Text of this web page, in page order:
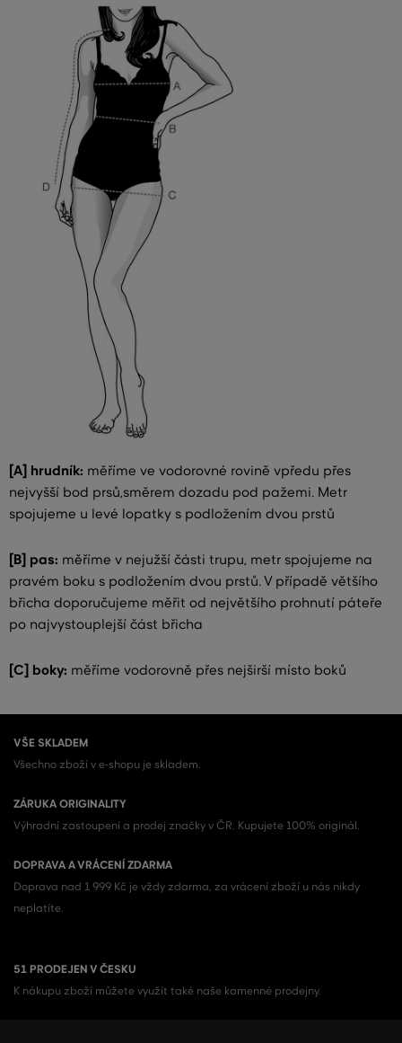
[A] hrudník: měříme ve vodorovné rovině vpředu přes
nejvyšší bod prsů,směrem dozadu pod pažemi. Metr
spojujeme u levé lopatky s podložením dvou prstů
[B] pas: měříme v nejužší části trupu, metr spojujeme na
pravém boku s podložením dvou prstů. V případě většího
břicha doporučujeme měřit od největšího prohnutí páteře
po najvystouplejší část břicha
[C] boky: měříme vodorovně přes nejširší místo boků
VŠE SKLADEM
Všechno zboží v e-shopu je skladem.
ZÁRUKA ORIGINALITY
Výhradní zastoupení a prodej značky v ČR. Kupujete 100% originál.
DOPRAVA A VRÁCENÍ ZDARMA
Doprava nad 1 999 Kč je vždy zdarma, za vrácení zboží u nás nikdy
neplatíte.
51 PRODEJEN V ČESKU
K nákupu zboží můžete využít také naše kamenné prodejny.